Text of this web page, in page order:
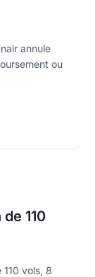
annule
ou
110
110 vols, 8